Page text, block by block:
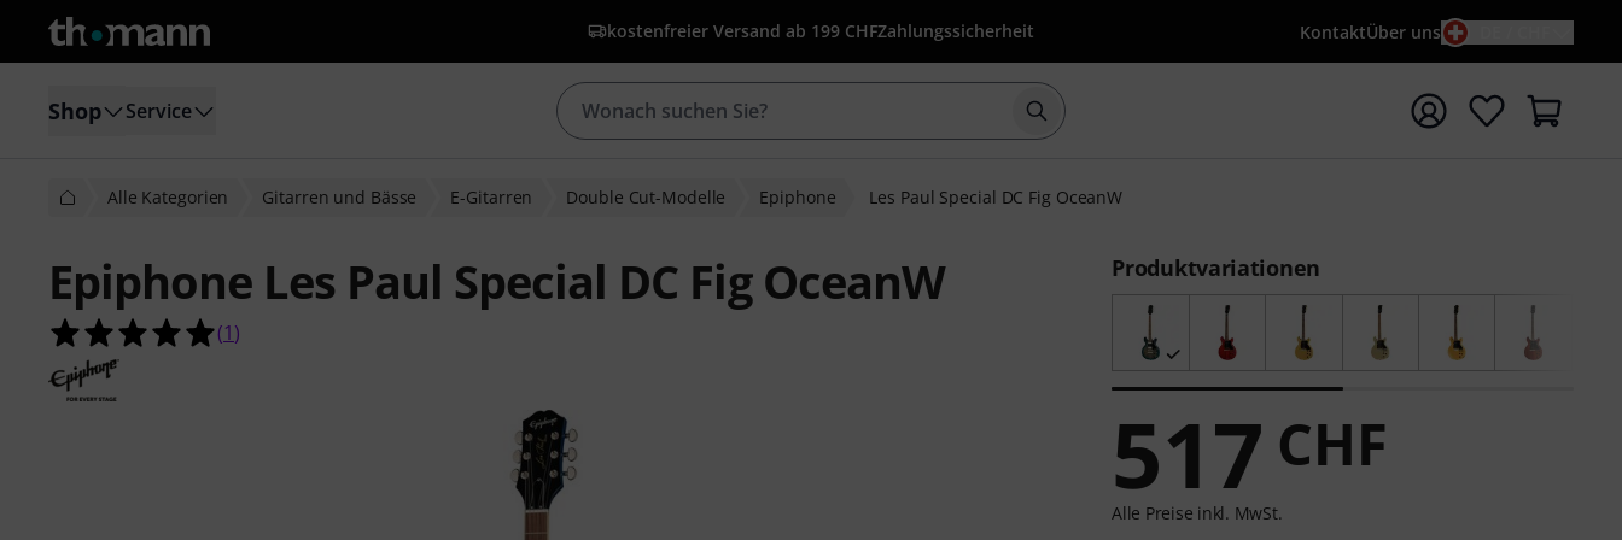
kostenfreier Versand ab 199 CHFZahlungssicherheit KontaktÜber uns
Shop Service Suche mit Suchwort {searchTerm} starten
Alle Kategorien Gitarren und Bässe E-Gitarren Double Cut-Modelle Epiphone Les Paul Special DC Fig OceanW
Epiphone Les Paul Special DC Fig OceanW
5.0 von 5 Sternen aus 1 Kundenbewertungen
(1)
Produktvariationen
517 CHF
Alle Preise inkl. MwSt.